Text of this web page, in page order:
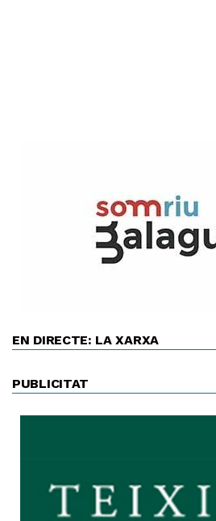
EN DIRECTE: LA XARXA
PUBLICITAT